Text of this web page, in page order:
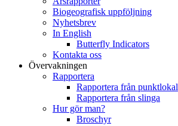
Biogeografisk uppföljning
Nyhetsbrev
In English
Butterfly Indicators
Kontakta oss
Övervakningen
Rapportera
Rapportera från punktlokal
Rapportera från slinga
Hur gör man?
Broschyr